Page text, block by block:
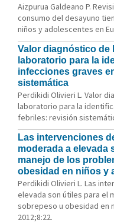
Aizpurua Galdeano P.
consumo del desayuno
niños y adolescentes en
Valor diagnóstico de
laboratorio para la
infecciones graves
sistemática
Perdikidi Olivieri L. Valor
laboratorio para la
febriles: revisión
Las intervenciones
moderada a elevada
manejo de los
obesidad en niños y
Perdikidi Olivieri L. Las
elevada son útiles para el
sobrepeso u obesidad en
2012;8:22.